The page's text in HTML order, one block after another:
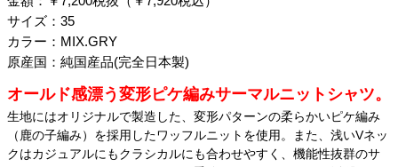
サイズ：35
カラー：MIX.GRY
原産国：純国産品(完全日本製)
オールド感漂う変形ピケ編みサーマルニットシャツ。
生地にはオリジナルで製造した、変形パターンの柔らかいピケ編み
（鹿の子編み）を採用したワッフルニットを使用。また、浅いVネッ
クはカジュアルにもクラシカルにも合わせやすく、機能性抜群のサ